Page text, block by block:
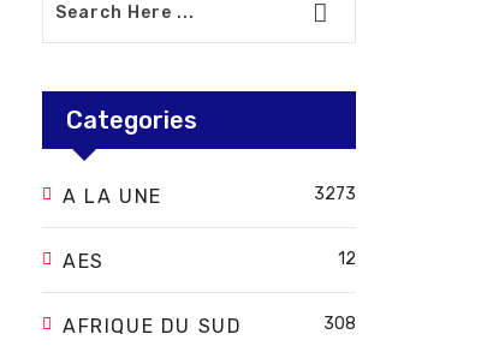
Categories
A LA UNE 3273
AES 12
AFRIQUE DU SUD 308